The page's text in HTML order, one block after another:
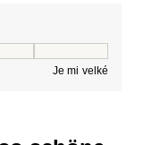
Je mi velké